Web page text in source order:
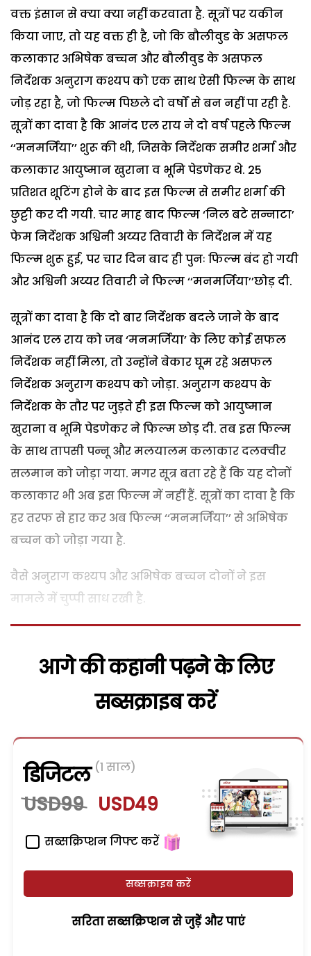
वक्त इंसान से क्या क्या नहीं करवाता है. सूत्रों पर यकीन
किया जाए, तो यह वक्त ही है, जो कि बौलीवुड के असफल
कलाकार अभिषेक बच्चन और बौलीवुड के असफल
निर्देशक अनुराग कश्यप को एक साथ ऐसी फिल्म के साथ
जोड़ रहा है, जो फिल्म पिछले दो वर्षों से बन नहीं पा रही है.
सूत्रों का दावा है कि आनंद एल राय ने दो वर्ष पहले फिल्म
‘‘मनमर्जिया’’ शुरू की थी, जिसके निर्देशक समीर शर्मा और
कलाकार आयुष्मान खुराना व भूमि पेडणेकर थे. 25
प्रतिशत शूटिंग होने के बाद इस फिल्म से समीर शर्मा की
छुट्टी कर दी गयी. चार माह बाद फिल्म ‘निल बटे सन्नाटा’
फेम निर्देशक अश्विनी अय्यर तिवारी के निर्देशन में यह
फिल्म शुरू हुई, पर चार दिन बाद ही पुनः फिल्म बंद हो गयी
और अश्विनी अय्यर तिवारी ने फिल्म ‘‘मनमर्जिया’’छोड़ दी.
सूत्रों का दावा है कि दो बार निर्देशक बदले जाने के बाद
आनंद एल राय को जब ‘मनमर्जिया’ के लिए कोई सफल
निर्देशक नहीं मिला, तो उन्होंने बेकार घूम रहे असफल
निर्देशक अनुराग कश्यप को जोड़ा. अनुराग कश्यप के
निर्देशक के तौर पर जुड़ते ही इस फिल्म को आयुष्मान
खुराना व भूमि पेडणेकर ने फिल्म छोड़ दी. तब इस फिल्म
के साथ तापसी पन्नू और मलयालम कलाकार दलक्वीर
सलमान को जोड़ा गया. मगर सूत्र बता रहे हैं कि यह दोनों
कलाकार भी अब इस फिल्म में नहीं हैं. सूत्रों का दावा है कि
हर तरफ से हार कर अब फिल्म ‘‘मनमर्जिया’’ से अभिषेक
बच्चन को जोड़ा गया है.
वैसे अनुराग कश्यप और अभिषेक बच्चन दोनों ने इस
मामले में चुप्पी साध रखी है.
आगे की कहानी पढ़ने के लिए
सब्सक्राइब करें
डिजिटल (1 साल)
USD99 USD49
सब्सक्रिप्शन गिफ्ट करें
सब्सक्राइब करें
सरिता सब्सक्रिप्शन से जुड़ेें और पाएं